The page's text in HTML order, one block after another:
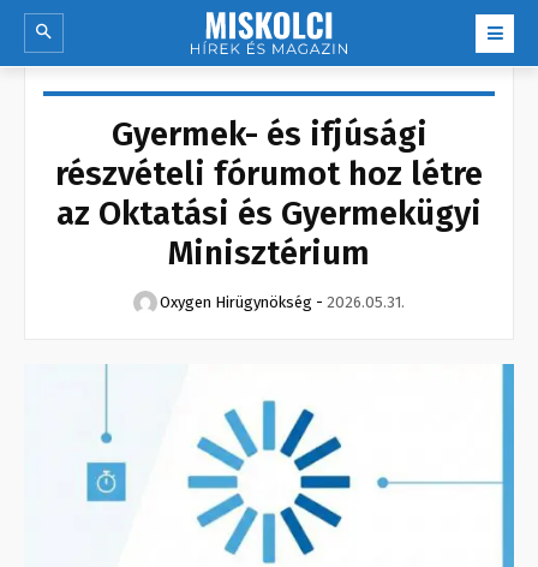
Gyermek- és ifjúsági
részvételi fórumot hoz létre
az Oktatási és Gyermekügyi
Minisztérium
Oxygen Hirügynökség - 2026.05.31.